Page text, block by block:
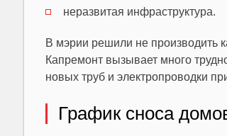
неразвитая инфраструктура.
В мэрии решили не производить
Капремонт вызывает много
новых труб и электропроводки
График сноса